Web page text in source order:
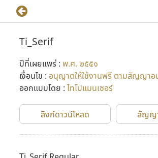
Ti_Serif
ปีที่เผยแพร่ : พ.ศ. ๒๕๕๑
เงื่อนไข : อนุญาตให้ใช้งานฟรี ตามสัญญา
ออกแบบโดย : ไทโปแมนเซอร์
ลิงก์ดาวน์โหลด สัญญ